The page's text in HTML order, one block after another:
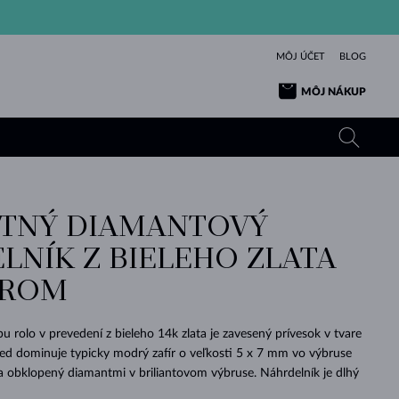
MÔJ ÚČET BLOG
MÔJ NÁKUP
VÝNIMOČNÝ
LÁSKA
ŽLTÉ ZLATO
RUŽOVÉ ZLATO
KRÁSOU
TANZANITY
TOPÁSY
TURMALÍNY
PRE BÁBÄTKÁ
SVADOBNÉ
KRÁSNE
TURMALÍNY
VLTAVÍNY
MINERÁLY
BIELE ZLATO
ŽLTÉ ZLATO
PRÍVESKY
NÁRAMKY
ELEGANCIA
ZAFÍRY
SMARAGDY
VLTAVÍNY
SVADOBNÉ
ŽLTÉ ZLATO
ŠPERKY
KRÁSU
KOLEKCIE
DIAMANTOVÝ
Z BIELEHO ZLATA
rolo v prevedení z bieleho 14k zlata je zavesený prívesok v tvare
dominuje typicky modrý zafír o veľkosti 5 x 7 mm vo výbruse
obklopený diamantmi v briliantovom výbruse. Náhrdelník je dlhý